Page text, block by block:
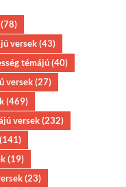
(78)
versek(43)
témájú(40)
versek(27)
(469)
versek(232)
(141)
(19)
(23)